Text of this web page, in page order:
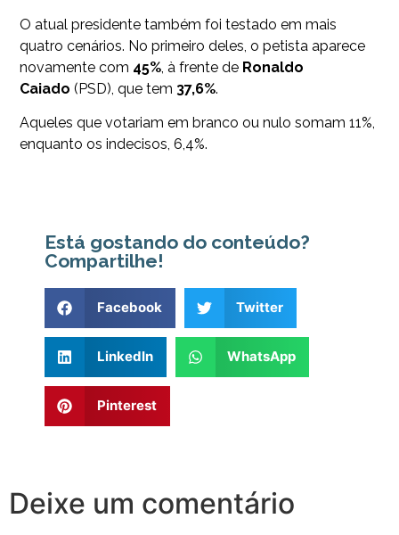
O atual presidente também foi testado em mais
quatro cenários. No primeiro deles, o petista aparece
novamente com 45%, à frente de Ronaldo
Caiado (PSD), que tem 37,6%.
Aqueles que votariam em branco ou nulo somam 11%,
enquanto os indecisos, 6,4%.
Está gostando do conteúdo?
Compartilhe!
Facebook Twitter
LinkedIn WhatsApp
Pinterest
Deixe um comentário